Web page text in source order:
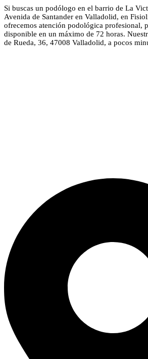
Si buscas un podólogo en el barrio de La
Avenida de Santander en Valladolid, en
ofrecemos atención podológica profesional,
disponible en un máximo de 72 horas.
de Rueda, 36, 47008 Valladolid, a pocos